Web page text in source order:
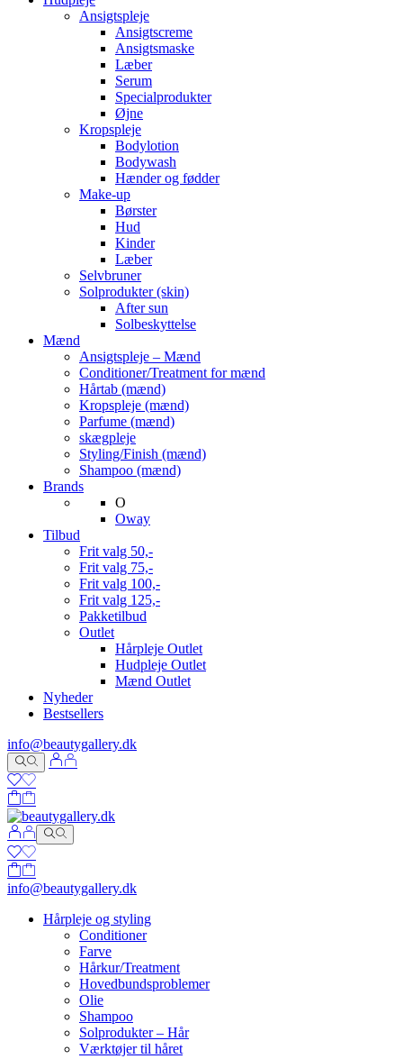
Ansigtspleje
Ansigtscreme
Ansigtsmaske
Læber
Serum
Specialprodukter
Øjne
Kropspleje
Bodylotion
Bodywash
Hænder og fødder
Make-up
Børster
Hud
Kinder
Læber
Selvbruner
Solprodukter (skin)
After sun
Solbeskyttelse
Mænd
Ansigtspleje – Mænd
Conditioner/Treatment for mænd
Hårtab (mænd)
Kropspleje (mænd)
Parfume (mænd)
skægpleje
Styling/Finish (mænd)
Shampoo (mænd)
Brands
O
Oway
Tilbud
Frit valg 50,-
Frit valg 75,-
Frit valg 100,-
Frit valg 125,-
Pakketilbud
Outlet
Hårpleje Outlet
Hudpleje Outlet
Mænd Outlet
Nyheder
Bestsellers
info@beautygallery.dk
info@beautygallery.dk
Hårpleje og styling
Conditioner
Farve
Hårkur/Treatment
Hovedbundsproblemer
Olie
Shampoo
Solprodukter – Hår
Værktøjer til håret